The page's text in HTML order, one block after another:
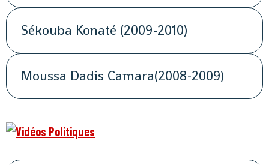
Sékouba Konaté (2009-2010)
Moussa Dadis Camara(2008-2009)